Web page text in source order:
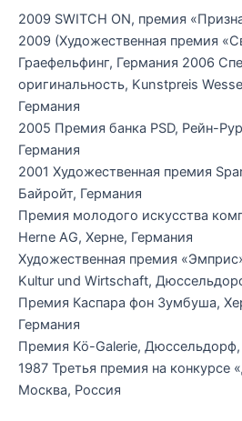
2009 SWITCH ON, премия
2009 (Художественная премия
Граефельфинг, Германия 2006
оригинальность, Kunstpreis
Германия
2005 Премия банка PSD, Рейн-
Германия
2001 Художественная премия
Байройт, Германия
Премия молодого искусства
Herne AG, Херне, Германия
Художественная премия
Kultur und Wirtschaft,
Премия Каспара фон Зумбуша,
Германия
Премия Kö-Galerie, Дюссельдорф,
1987 Третья премия на конкурсе
Москва, Россия